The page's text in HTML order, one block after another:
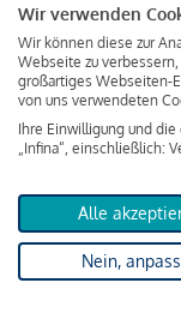
Zu zahlender
Kreditvermittler
von 237.000 Euro
Darüber hinaus
Wir verwenden
Wir können diese zur
Webseite zu
großartiges Webseiten-
von uns verwendeten
Ihre Einwilligung und
„Infina“, einschließlich:
Alle
Nein,